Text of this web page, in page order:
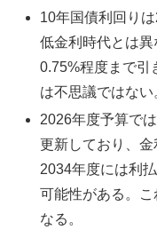
10年国債利回り
低金利時代とは
0.75%程度まで引
は不思議ではない
2026年度予算で
更新しており、金
2034年度には利
可能性がある。
なる。